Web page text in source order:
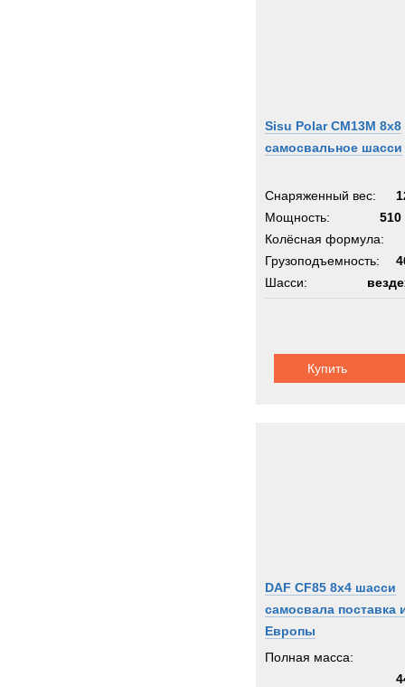
Sisu Polar CM13M 8x8
самосвальное шасси
Снаряженный вес:
Мощность:
510
Колёсная формула:
Грузоподъемность:
Шасси:
Купить
DAF CF85 8x4 шасси
самосвала поставка
Европы
Полная масса: